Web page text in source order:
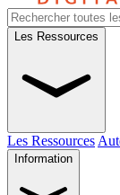
Les Ressources
Les Ressources
Information